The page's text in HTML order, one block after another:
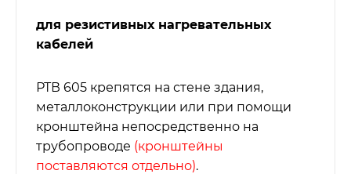
для резистивных нагревательных
кабелей
РТВ 605 крепятся на стене здания,
металлоконструкции или при помощи
кронштейна непосредственно на
трубопроводе (кронштейны
поставляются отдельно).